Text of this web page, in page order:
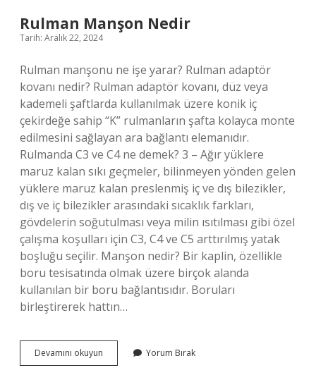
Rulman Manşon Nedir
Tarih: Aralık 22, 2024
Rulman manşonu ne işe yarar? Rulman adaptör
kovanı nedir? Rulman adaptör kovanı, düz veya
kademeli şaftlarda kullanılmak üzere konik iç
çekirdeğe sahip “K” rulmanların şafta kolayca monte
edilmesini sağlayan ara bağlantı elemanıdır.
Rulmanda C3 ve C4 ne demek? 3 – Ağır yüklere
maruz kalan sıkı geçmeler, bilinmeyen yönden gelen
yüklere maruz kalan preslenmiş iç ve dış bilezikler,
dış ve iç bilezikler arasındaki sıcaklık farkları,
gövdelerin soğutulması veya milin ısıtılması gibi özel
çalışma koşulları için C3, C4 ve C5 arttırılmış yatak
boşluğu seçilir. Manşon nedir? Bir kaplin, özellikle
boru tesisatında olmak üzere birçok alanda
kullanılan bir boru bağlantısıdır. Boruları
birleştirerek hattın…
Devamını okuyun
Manşon
Yorum Bırak